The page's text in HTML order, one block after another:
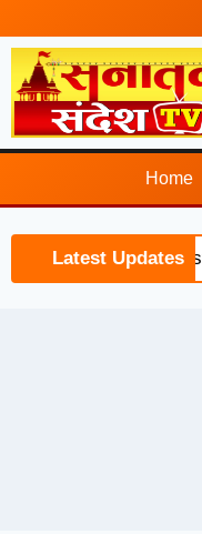
Home
Latest Updates
of August 8,